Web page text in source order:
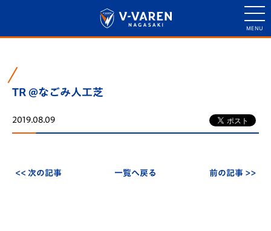
TR @なごみ人工芝
2019.08.09
<< 次の記事 一覧へ戻る 前の記事 >>